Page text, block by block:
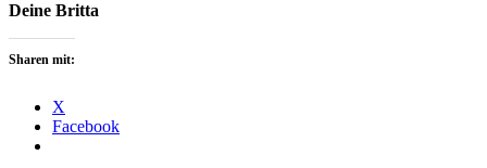
Deine Britta
Sharen mit:
X
Facebook